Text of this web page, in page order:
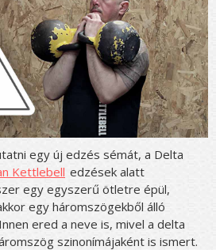
egy új edzés sémát, a Delta
Kettlebell edzések alatt
egy egyszerű ötletre épül,
egy háromszögekből álló
ered a neve is, mivel a delta
szinonímájaként is ismert.